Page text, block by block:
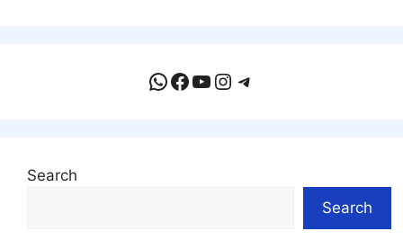
WhatsApp
Facebook
YouTube
Instagram
Telegram
Search
Search